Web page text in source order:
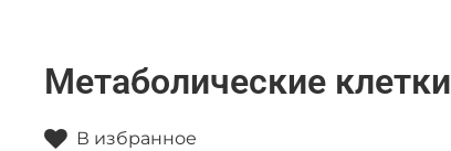
Метаболические клетки
В избранное